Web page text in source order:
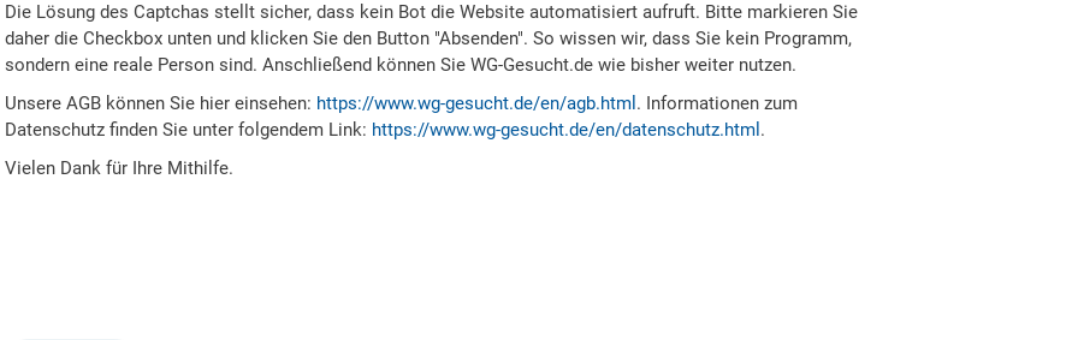
Die Lösung des Captchas stellt sicher, dass kein Bot die Website automatisiert aufruft. Bitte markieren Sie
daher die Checkbox unten und klicken Sie den Button "Absenden". So wissen wir, dass Sie kein Programm,
sondern eine reale Person sind. Anschließend können Sie WG-Gesucht.de wie bisher weiter nutzen.
Unsere AGB können Sie hier einsehen: https://www.wg-gesucht.de/en/agb.html . Informationen zum
Datenschutz finden Sie unter folgendem Link: https://www.wg-gesucht.de/en/datenschutz.html .
Vielen Dank für Ihre Mithilfe.